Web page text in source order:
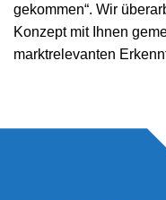
gekommen“. Wir
Konzept mit Ihnen
marktrelevanten